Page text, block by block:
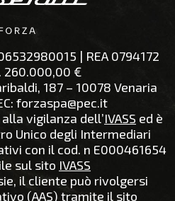
| REA 0794172
260.000,00 €
187 – 10078 Venaria
forzaspa@pec.it
vigilanza dell’IVASS ed è
Unico degli Intermediari
con il cod. n E000461654
sul sito IVASS
il cliente può rivolgersi
(AAS) tramite il sito